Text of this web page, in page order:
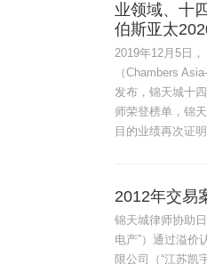
业领域、十
伯斯亚太
2019年12月5日，
（Chambers
发布，锦天城十
师荣登榜单，锦
目的业绩再次证
2012年交易
锦天城律师协助
电产”）通过溢价
限公司（“江苏凯